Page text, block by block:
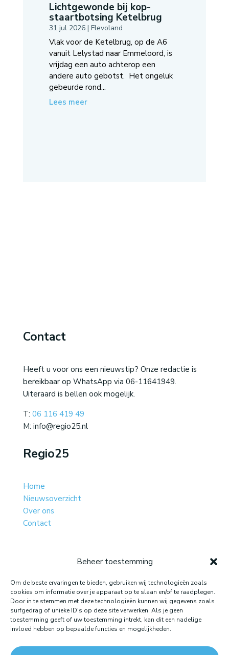
Beheer toestemming
Om de beste ervaringen te bieden, gebruiken wij technologieën zoals
cookies om informatie over je apparaat op te slaan en/of te raadplegen.
Door in te stemmen met deze technologieën kunnen wij gegevens zoals
surfgedrag of unieke ID's op deze site verwerken. Als je geen
toestemming geeft of uw toestemming intrekt, kan dit een nadelige
invloed hebben op bepaalde functies en mogelijkheden.
Lichtgewonde bij kop-
staartbotsing Ketelbrug
31 jul 2026| Flevoland
Vlak voor de Ketelbrug, op de A6
vanuit Lelystad naar Emmeloord, is
vrijdag een auto achterop een
andere auto gebotst. Het ongeluk
gebeurde rond...
Lees meer
Contact
Heeft u voor ons een nieuwstip? Onze redactie is
bereikbaar op WhatsApp via 06-11641949.
Uiteraard is bellen ook mogelijk.
T: 06 116 419 49
M: info@regio25.nl
Regio25
Home
Nieuwsoverzicht
Over ons
Contact
Website gemaakt door: LOEQ